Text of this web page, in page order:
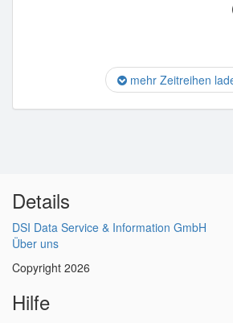
mehr Zeitreihen
Details
DSI Data Service & Information GmbH
Über uns
Copyright 2026
Hilfe